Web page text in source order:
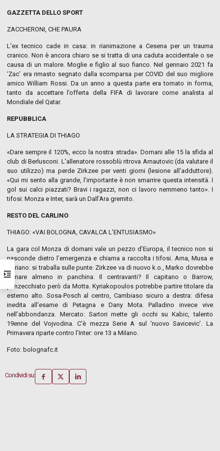
GAZZETTA DELLO SPORT
ZACCHERONI, CHE PAURA
L’ex tecnico cade in casa: in rianimazione a Cesena per un trauma
cranico. Non è ancora chiaro se si tratta di una caduta accidentale o se
causa di un malore. Moglie e figlio al suo fianco. Nel gennaio 2021 fa
‘Zac’ era rimasto segnato dalla scomparsa per COVID del suo migliore
amico William Rossi. Da un anno a questa parte era tornato in forma,
tanto da accettare l’offerta della FIFA di lavorare come analista al
Mondiale del Qatar.
REPUBBLICA
LA STRATEGIA DI THIAGO
«Dare sempre il 120%, ecco la nostra strada». Domani alle 15 la sfida al
club di Berlusconi. L’allenatore rossoblù ritrova Arnautovic (da valutare il
suo utilizzo) ma perde Zirkzee per venti giorni (lesione all’adduttore).
«Qui mi sento alla grande, l’importante è non smarrire questa intensità. I
gol sui calci piazzati? Bravi i ragazzi, non ci lavoro nemmeno tanto». I
tifosi: Monza e Inter, sarà un Dall’Ara gremito.
RESTO DEL CARLINO
THIAGO: «VAI BOLOGNA, CAVALCA L’ENTUSIASMO»
La gara col Monza di domani vale un pezzo d’Europa, il tecnico non si
nasconde dietro l’emergenza e chiama a raccolta i tifosi. Arna, Musa e
Soriano: si traballa sulle punte. Zirkzee va di nuovo k.o., Marko dovrebbe
tornare almeno in panchina. Il centravanti? Il capitano o Barrow,
punzecchiato però da Motta. Kyriakopoulos potrebbe partire titolare da
esterno alto. Sosa-Posch al centro, Cambiaso sicuro a destra: difesa
inedita all’esame di Petagna e Dany Mota. Palladino invece vive
nell’abbondanza. Mercato: Sartori mette gli occhi su Kabic, talento
19enne del Vojvodina. C’è mezza Serie A sul ‘nuovo Savicevic’. La
Primavera riparte contro l’Inter: ore 13 a Milano.
Foto: bolognafc.it
Condividi su: